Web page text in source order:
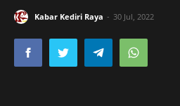
Kabar Kediri Raya 30 Jul, 2022